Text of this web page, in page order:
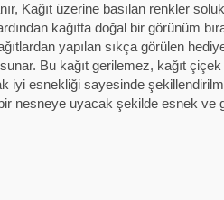
Kağıt üzerine basılan renkler
kağıtta doğal bir görünüm
yapılan sıkça görülen
Bu kağıt gerilemez, kağıt
iyi esnekliği sayesinde
nesneye uyacak şekilde esnek ve